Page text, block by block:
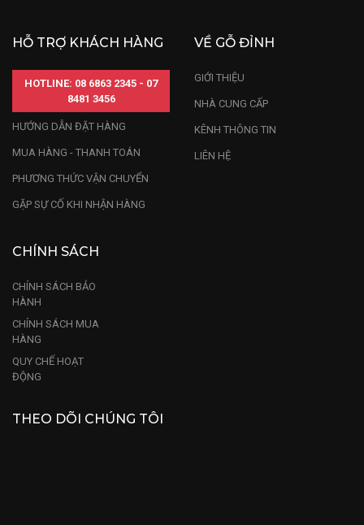
HỖ TRỢ KHÁCH HÀNG
HOTLINE: 08 6863 2345 - 07
8481 3456
HƯỚNG DẪN ĐẶT HÀNG
MUA HÀNG - THANH TOÁN
PHƯƠNG THỨC VẬN CHUYỂN
GẶP SỰ CỐ KHI NHẬN HÀNG
VỀ GỖ ĐỈNH
GIỚI THIỆU
NHÀ CUNG CẤP
KÊNH THÔNG TIN
LIÊN HỆ
CHÍNH SÁCH
CHÍNH SÁCH BẢO
HÀNH
CHÍNH SÁCH MUA
HÀNG
QUY CHẾ HOẠT
ĐỘNG
THEO DÕI CHÚNG TÔI